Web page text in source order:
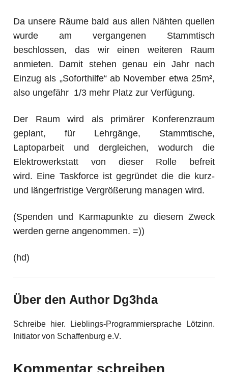
Da unsere Räume bald aus allen Nähten quellen
wurde am vergangenen Stammtisch
beschlossen, das wir einen weiteren Raum
anmieten. Damit stehen genau ein Jahr nach
Einzug als „Soforthilfe“ ab November etwa 25m²,
also ungefähr 1/3 mehr Platz zur Verfügung.
Der Raum wird als primärer Konferenzraum
geplant, für Lehrgänge, Stammtische,
Laptoparbeit und dergleichen, wodurch die
Elektrowerkstatt von dieser Rolle befreit
wird. Eine Taskforce ist gegründet die die kurz-
und längerfristige Vergrößerung managen wird.
(Spenden und Karmapunkte zu diesem Zweck
werden gerne angenommen. =))
(hd)
Über den Author Dg3hda
Schreibe hier. Lieblings-Programmiersprache Lötzinn.
Initiator von Schaffenburg e.V.